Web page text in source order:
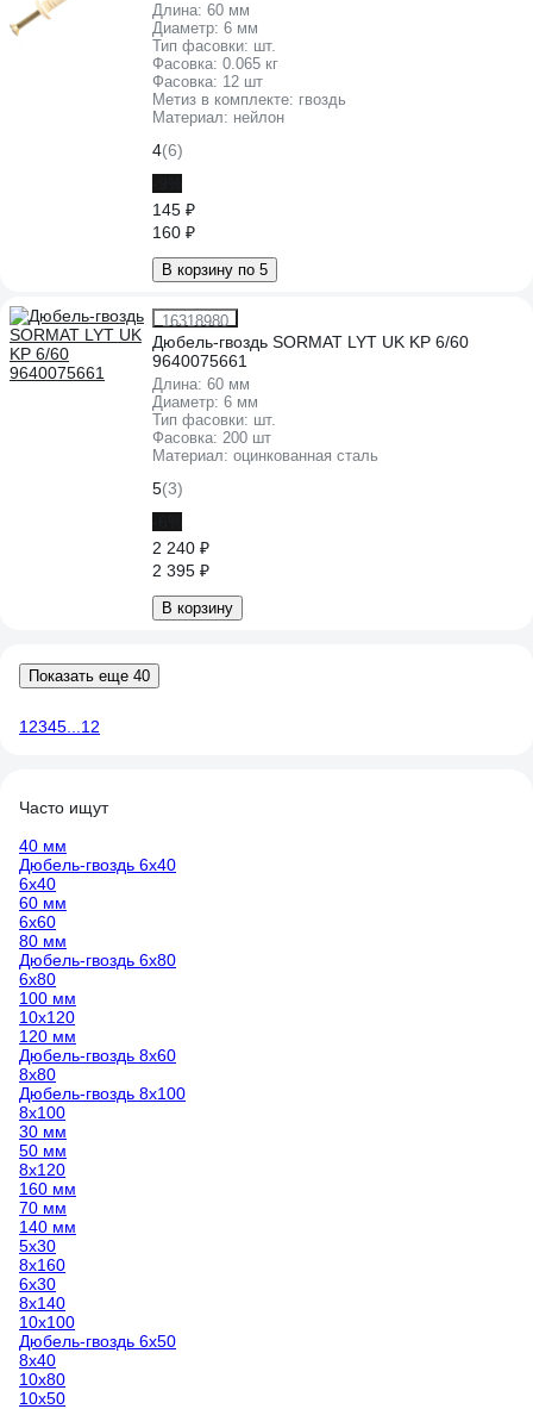
Длина: 60 мм
Диаметр: 6 мм
Тип фасовки: шт.
Фасовка: 0.065 кг
Фасовка: 12 шт
Метиз в комплекте: гвоздь
Материал: нейлон
4(6)
145 ₽
160 ₽
В корзину по 5
16318980
Дюбель-гвоздь SORMAT LYT UK KP 6/60
9640075661
Длина: 60 мм
Диаметр: 6 мм
Тип фасовки: шт.
Фасовка: 200 шт
Материал: оцинкованная сталь
5(3)
2 240 ₽
2 395 ₽
В корзину
Показать еще 40
1 2345 12
Часто ищут
40 мм
Дюбель-гвоздь 6х40
6х40
60 мм
6х60
80 мм
Дюбель-гвоздь 6х80
6х80
100 мм
10х120
120 мм
Дюбель-гвоздь 8х60
8х80
Дюбель-гвоздь 8х100
8х100
30 мм
50 мм
8х120
160 мм
70 мм
140 мм
5х30
8х160
6х30
8х140
10х100
Дюбель-гвоздь 6х50
8х40
10х80
10х50